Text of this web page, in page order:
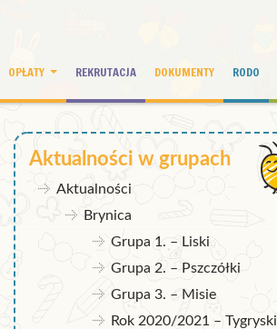
OPŁATY REKRUTACJA DOKUMENTY RODO
Aktualności w grupach
Aktualności
Brynica
Grupa 1. – Liski
Grupa 2. – Pszczółki
Grupa 3. – Misie
Rok 2020/2021 – Tygryski